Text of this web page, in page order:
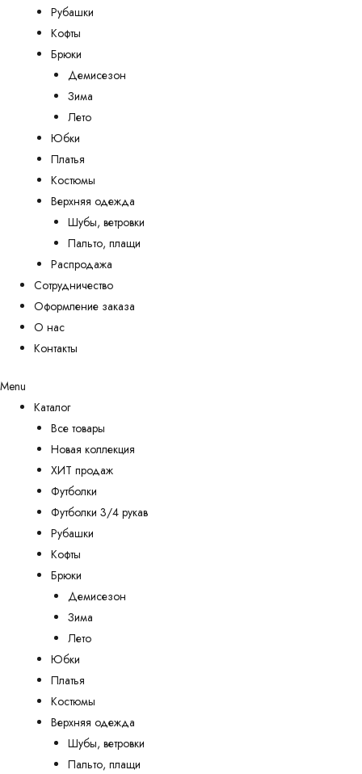
Рубашки
Кофты
Брюки
Демисезон
Зима
Лето
Юбки
Платья
Костюмы
Верхняя одежда
Шубы, ветровки
Пальто, плащи
Распродажа
Сотрудничество
Оформление заказа
О нас
Контакты
Menu
Каталог
Все товары
Новая коллекция
ХИТ продаж
Футболки
Футболки 3/4 рукав
Рубашки
Кофты
Брюки
Демисезон
Зима
Лето
Юбки
Платья
Костюмы
Верхняя одежда
Шубы, ветровки
Пальто, плащи